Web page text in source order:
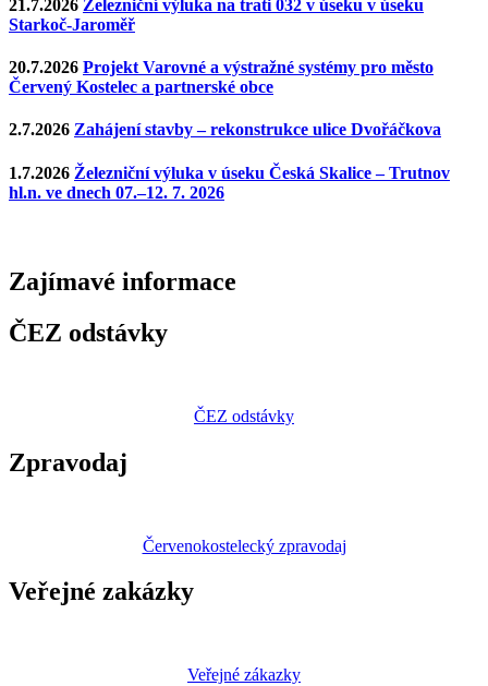
21.7.2026 Železniční výluka na trati 032 v úseku v úseku
Starkoč-Jaroměř
20.7.2026 Projekt Varovné a výstražné systémy pro město
Červený Kostelec a partnerské obce
2.7.2026 Zahájení stavby – rekonstrukce ulice Dvořáčkova
1.7.2026 Železniční výluka v úseku Česká Skalice – Trutnov
hl.n. ve dnech 07.–12. 7. 2026
Zajímavé informace
ČEZ odstávky
ČEZ odstávky
Zpravodaj
Červenokostelecký zpravodaj
Veřejné zakázky
Veřejné zákazky